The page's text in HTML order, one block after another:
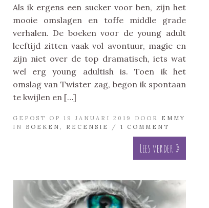
Als ik ergens een sucker voor ben, zijn het
mooie omslagen en toffe middle grade
verhalen. De boeken voor de young adult
leeftijd zitten vaak vol avontuur, magie en
zijn niet over de top dramatisch, iets wat
wel erg young adultish is. Toen ik het
omslag van Twister zag, begon ik spontaan
te kwijlen en […]
GEPOST OP 19 JANUARI 2019 DOOR
EMMY
IN
BOEKEN RECENSIE / 1 COMMENT
Lees verder »